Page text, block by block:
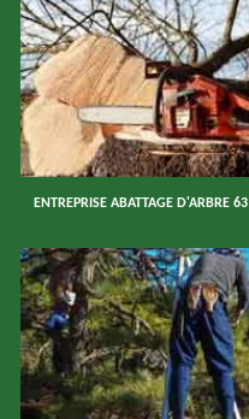
ENTREPRISE ABATTAGE D'ARBRE 63